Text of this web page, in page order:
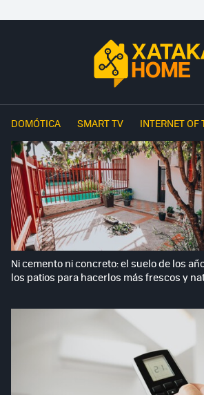
DOMÓTICA SMART TV INTERNET OF
Ni cemento ni concreto: el suelo de los
los patios para hacerlos más frescos y